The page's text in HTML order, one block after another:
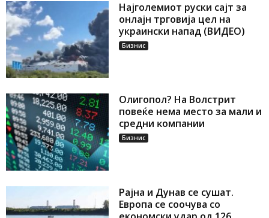
Најголемиот руски сајт за
онлајн трговија цел на
украински напад (ВИДЕО)
Бизнис
Oлигoпoл? Ha Boлcтpит
пoвeќe нeмa мecтo зa мaли и
cpeдни ĸoмпaнии
Бизнис
Рајна и Дунав се сушат.
Европа се соочува со